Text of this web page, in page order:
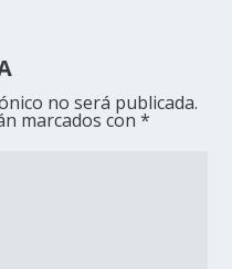
no será publicada.
marcados con*